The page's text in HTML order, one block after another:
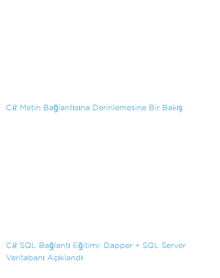
C# Metin Bağlantısına Derinlemesine Bir Bakış
C# SQL Bağlantı Eğitimi: Dapper + SQL Server
Veritabanı Açıklandı